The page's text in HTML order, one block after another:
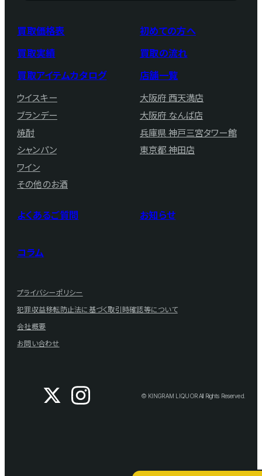
買取価格表
買取実績
買取アイテムカタログ
ウイスキー
ブランデー
焼酎
シャンパン
ワイン
その他のお酒
初めての方へ
買取の流れ
店舗一覧
大阪府 西天満店
大阪府 なんば店
兵庫県 神戸三宮タワー館
東京都 神田店
よくあるご質問 お知らせ
コラム
プライバシーポリシー
犯罪収益移転防止法に基づく取引時確認等について
会社概要
お問い合わせ
© KINGRAM LIQUOR All Rights Reserved.